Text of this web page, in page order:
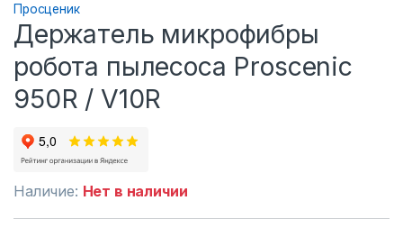
Просценик
Держатель микрофибры
робота пылесоса Proscenic
950R / V10R
Наличие: Нет в наличии